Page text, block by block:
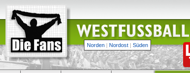
Norden | Nordost | Süden